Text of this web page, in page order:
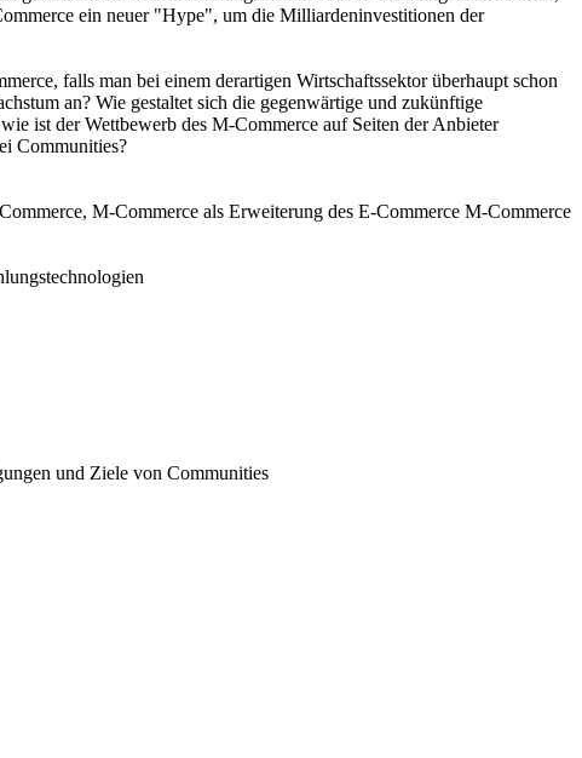
ein neuer "Hype", um die Milliardeninvestitionen der
falls man bei einem derartigen Wirtschaftssektor überhaupt schon
an? Wie gestaltet sich die gegenwärtige und zukünftige
ist der Wettbewerb des M-Commerce auf Seiten der Anbieter
Communities?
M-Commerce als Erweiterung des E-Commerce M-Commerce
und Ziele von Communities